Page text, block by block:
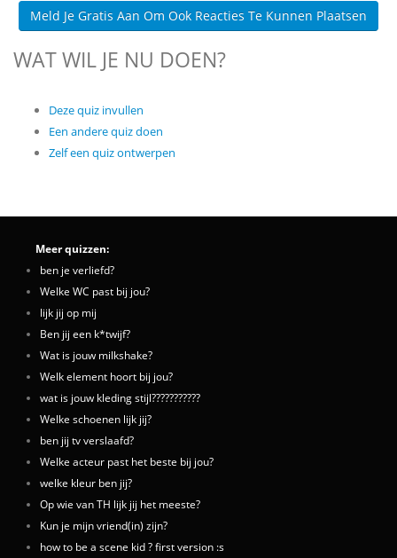
Meld Je Gratis Aan Om Ook Reacties Te Kunnen Plaatsen
WAT WIL JE NU DOEN?
Deze quiz invullen
Een andere quiz doen
Zelf een quiz ontwerpen
Meer quizzen:
ben je verliefd?
Welke WC past bij jou?
lijk jij op mij
Ben jij een k*twijf?
Wat is jouw milkshake?
Welk element hoort bij jou?
wat is jouw kleding stijl???????????
Welke schoenen lijk jij?
ben jij tv verslaafd?
Welke acteur past het beste bij jou?
welke kleur ben jij?
Op wie van TH lijk jij het meeste?
Kun je mijn vriend(in) zijn?
how to be a scene kid ? first version :s